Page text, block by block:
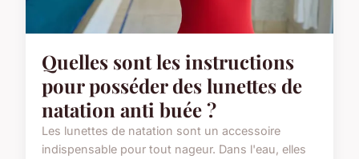
Quelles sont les instructions
pour posséder des lunettes de
natation anti buée ?
Les lunettes de natation sont un accessoire
indispensable pour tout nageur. Dans l'eau, elles